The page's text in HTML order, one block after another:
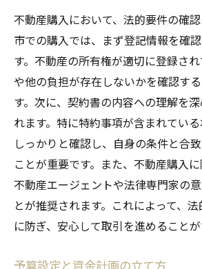
不動産購入において、法的要件の確
市での購入では、まず登記情報を確
す。不動産の所有権が適切に登録さ
や他の負担が存在しないかを確認す
す。次に、契約書の内容への理解を
れます。特に特約事項が含まれてい
しっかりと確認し、自身の条件と合
ことが重要です。また、不動産購入
不動産エージェントや法律専門家の
とが推奨されます。これによって、
に防ぎ、安心して取引を進めることが
予算設定と資金計画の立て方